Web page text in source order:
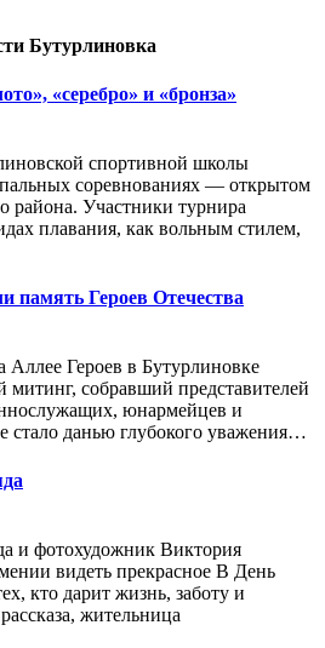
Бутурлиновка
«серебро» и «бронза»
спортивной школы
соревнованиях — открытом
района. Участники турнира
плавания, как вольным стилем,
память Героев Отечества
Аллее Героев в Бутурлиновке
митинг, собравший представителей
юнармейцев и
стало данью глубокого уважения…
и фотохудожник Виктория
видеть прекрасное В День
кто дарит жизнь, заботу и
жительница